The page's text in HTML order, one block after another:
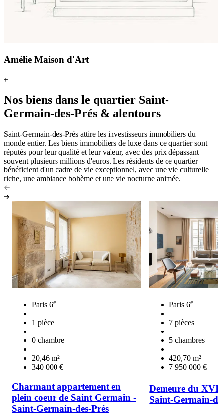
Amélie Maison d'Art
Nos biens dans le quartier Saint-
Germain-des-Prés & alentours
Saint-Germain-des-Prés attire les investisseurs immobiliers du
monde entier. Les biens immobiliers de luxe dans ce quartier sont
réputés pour leur qualité et leur valeur, avec des prix dépassant
souvent plusieurs millions d'euros. Les résidents de ce quartier
bénéficient d'un cadre de vie exceptionnel, avec une vie culturelle
riche, une ambiance bohème et une vie nocturne animée.
Paris 6e
1 pièce
0 chambre
20,46 m²
340 000 €
Charmant appartement en
plein coeur de Saint Germain -
Saint-Germain-des-Prés
Paris 6e
7 pièces
5 chambres
420,70 m²
7 950 000 €
Demeure du
Saint-Germain-